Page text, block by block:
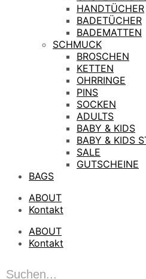
HANDTÜCHER
BADETÜCHER
BADEMATTEN
SCHMUCK
BROSCHEN
KETTEN
OHRRINGE
PINS
SOCKEN
ADULTS
BABY & KIDS
BABY & KIDS
SALE
GUTSCHEINE
BAGS
ABOUT
Kontakt
ABOUT
Kontakt
Products